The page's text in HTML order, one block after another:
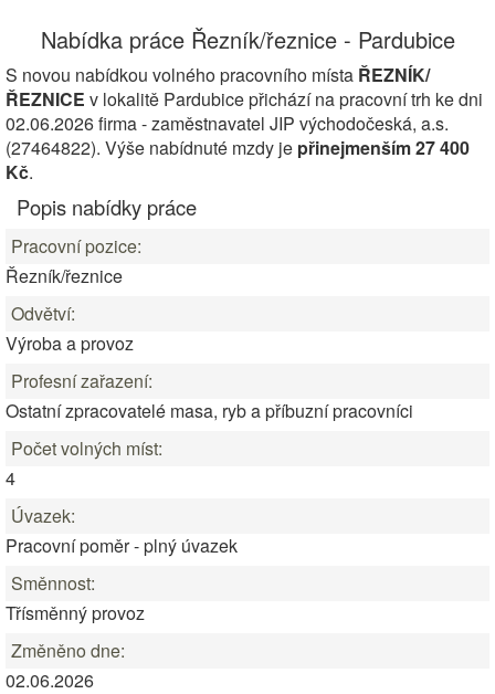
Nabídka práce Řezník/řeznice - Pardubice
S novou nabídkou volného pracovního místa ŘEZNÍK/
ŘEZNICE v lokalitě Pardubice přichází na pracovní trh ke dni
02.06.2026 firma - zaměstnavatel JIP východočeská, a.s.
(27464822). Výše nabídnuté mzdy je přinejmenším 27 400
Kč.
Popis nabídky práce
Pracovní pozice:
Řezník/řeznice
Odvětví:
Výroba a provoz
Profesní zařazení:
Ostatní zpracovatelé masa, ryb a příbuzní pracovníci
Počet volných míst:
4
Úvazek:
Pracovní poměr - plný úvazek
Směnnost:
Třísměnný provoz
Změněno dne:
02.06.2026